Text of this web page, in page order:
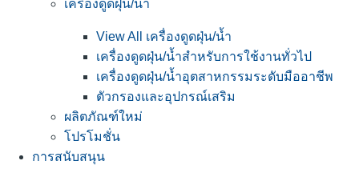
เครื่องดูดฝุ่น/น้ำ
View All เครื่องดูดฝุ่น/น้ำ
เครื่องดูดฝุ่น/น้ำสำหรับการใช้งานทั่วไป
เครื่องดูดฝุ่น/น้ำอุตสาหกรรมระดับมืออาชีพ
ตัวกรองและอุปกรณ์เสริม
ผลิตภัณฑ์ใหม่
โปรโมชั่น
การสนับสนุน